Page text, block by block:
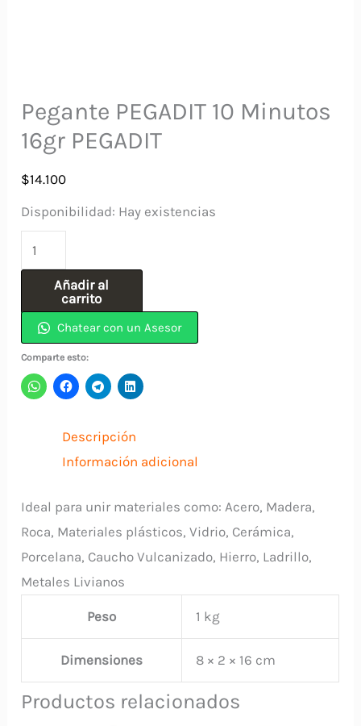
Pegante PEGADIT 10 Minutos
16gr PEGADIT
$14.100
Disponibilidad: Hay existencias
Pegante
PEGADIT
Minutos
16gr
PEGADIT
cantidad
Añadir al
carrito
Chatear con un Asesor
Comparte esto:
Descripción
Información adicional
Ideal para unir materiales como: Acero, Madera,
Roca, Materiales plásticos, Vidrio, Cerámica,
Porcelana, Caucho Vulcanizado, Hierro, Ladrillo,
Metales Livianos
Peso 1 kg
Dimensiones 8 × 2 × 16 cm
Productos relacionados